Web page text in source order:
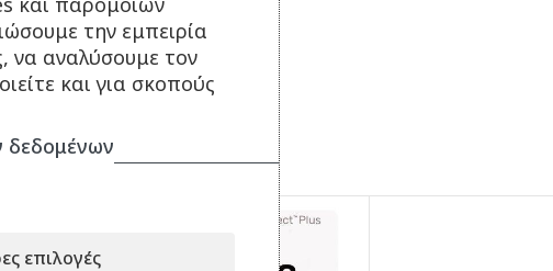
ΣΥΝΔΥΑΣΕ ΤΟ ΜΕ...
την εμπειρία
να αναλύσουμε τον
και για σκοπούς
επιλογές